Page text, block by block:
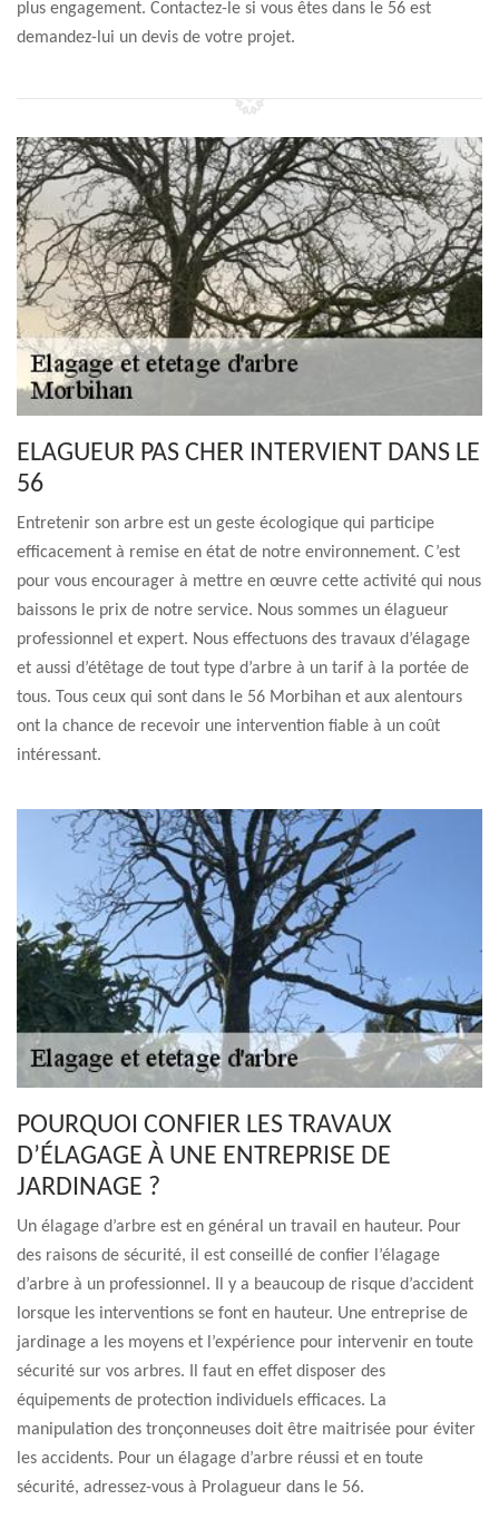
plus engagement. Contactez-le si vous êtes dans le 56 est
demandez-lui un devis de votre projet.
ELAGUEUR PAS CHER INTERVIENT DANS LE
56
Entretenir son arbre est un geste écologique qui participe
efficacement à remise en état de notre environnement. C’est
pour vous encourager à mettre en œuvre cette activité qui nous
baissons le prix de notre service. Nous sommes un élagueur
professionnel et expert. Nous effectuons des travaux d’élagage
et aussi d’étêtage de tout type d’arbre à un tarif à la portée de
tous. Tous ceux qui sont dans le 56 Morbihan et aux alentours
ont la chance de recevoir une intervention fiable à un coût
intéressant.
POURQUOI CONFIER LES TRAVAUX
D’ÉLAGAGE À UNE ENTREPRISE DE
JARDINAGE ?
Un élagage d’arbre est en général un travail en hauteur. Pour
des raisons de sécurité, il est conseillé de confier l’élagage
d’arbre à un professionnel. Il y a beaucoup de risque d’accident
lorsque les interventions se font en hauteur. Une entreprise de
jardinage a les moyens et l’expérience pour intervenir en toute
sécurité sur vos arbres. Il faut en effet disposer des
équipements de protection individuels efficaces. La
manipulation des tronçonneuses doit être maitrisée pour éviter
les accidents. Pour un élagage d’arbre réussi et en toute
sécurité, adressez-vous à Prolagueur dans le 56.